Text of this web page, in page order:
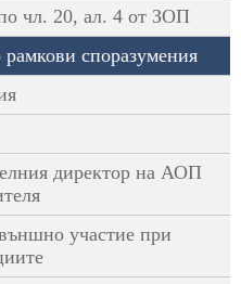
чл. 20, ал. 4 от ЗОП
споразумения
директор на АОП
участие при